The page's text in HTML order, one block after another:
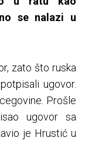
se nalazi u
zato što ruska
ugovor.
Prošle
ugovor sa
je Hrustić u